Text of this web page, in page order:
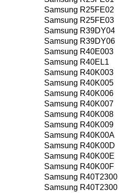
Samsung R25FE02
Samsung R25FE03
Samsung R39DY04
Samsung R39DY06
Samsung R40E003
Samsung R40EL1
Samsung R40K003
Samsung R40K005
Samsung R40K006
Samsung R40K007
Samsung R40K008
Samsung R40K009
Samsung R40K00A
Samsung R40K00D
Samsung R40K00E
Samsung R40K00F
Samsung R40T2300
Samsung R40T2300